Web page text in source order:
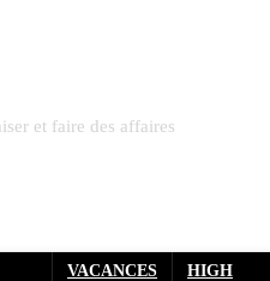
et faire des affaires
VACANCES
HIGH